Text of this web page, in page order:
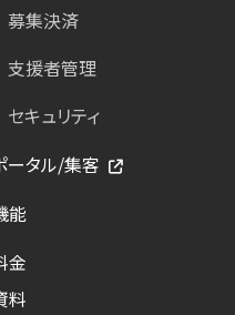
募集決済
支援者管理
セキュリティ
ータル/集客
能
金
料